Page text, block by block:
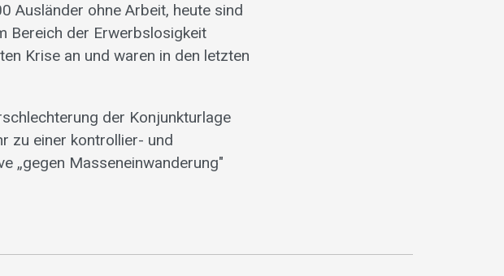
Ausländer ohne Arbeit, heute sind
Bereich der Erwerbslosigkeit
Krise an und waren in den letzten
der Konjunkturlage
zu einer kontrollier- und
„gegen Masseneinwanderung"